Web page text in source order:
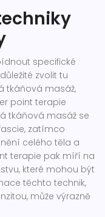
specifické
zvolit tu
tkáňová masáž,
point terapie
tkáňová masáž se
zatímco
celého těla a
terapie pak míří na
které mohou být
těchto technik,
může výrazně